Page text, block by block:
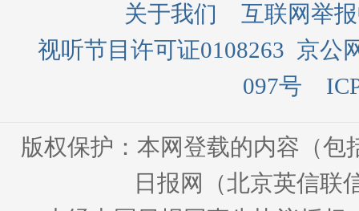
关于我们
互联网举
视听节目许可证0108263 京公
097号
版权保护：本网登载的内容（
日报网（北京英信联